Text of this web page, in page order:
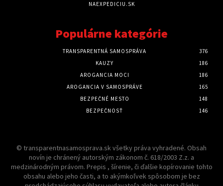
NAEXPEDICIU.SK
Populárne kategórie
TRANSPARENTNÁ SAMOSPRÁVA
376
KAUZY
186
AROGANCIA MOCI
186
AROGANCIA V SAMOSPRÁVE
165
BEZPEČNÉ MESTO
148
BEZPEČNOSŤ
146
© transparentnasamosprava.sk všetky práva vyhradené. Obsah
novín je chránený autorským zákonom č. 618/2003 Z.z. a
medzinárodným právom. Prepis , šírenie, či ďalšie kopírovanie tohto
obsahu alebo jeho časti, a to akýmkoľvek spôsobom je bez